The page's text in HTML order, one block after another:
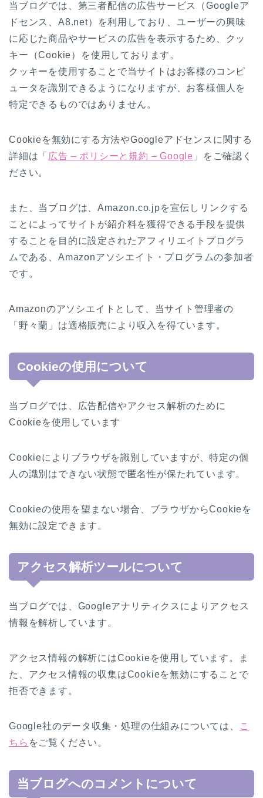
当ブログでは、第三者配信の広告サービス（Googleア
ドセンス、A8.net）を利用しており、ユーザーの興味
に応じた商品やサービスの広告を表示するため、クッ
キー（Cookie）を使用しております。
クッキーを使用することで当サイトはお客様のコンピ
ュータを識別できるようになりますが、お客様個人を
特定できるものではありません。
Cookieを無効にする方法やGoogleアドセンスに関する
詳細は「 広告 – ポリシーと規約 – Google 」をご確認く
ださい。
また、当ブログは、Amazon.co.jpを宣伝しリンクする
ことによってサイトが紹介料を獲得できる手段を提供
することを目的に設定されたアフィリエイトプログラ
ムである、Amazonアソシエイト・プログラムの参加者
です。
Amazonのアソシエイトとして、当サイト管理者の
「野々蘭」は適格販売により収入を得ています。
Cookieの使用について
当ブログでは、広告配信やアクセス解析のために
Cookieを使用しています
Cookieによりブラウザを識別していますが、特定の個
人の識別はできない状態で匿名性が保たれています。
Cookieの使用を望まない場合、ブラウザからCookieを
無効に設定できます。
アクセス解析ツールについて
当ブログでは、Googleアナリティクスによりアクセス
情報を解析しています。
アクセス情報の解析にはCookieを使用しています。ま
た、アクセス情報の収集はCookieを無効にすることで
拒否できます。
Google社のデータ収集・処理の仕組みについては、
こ
ちら をご覧ください。
当ブログへのコメントについて